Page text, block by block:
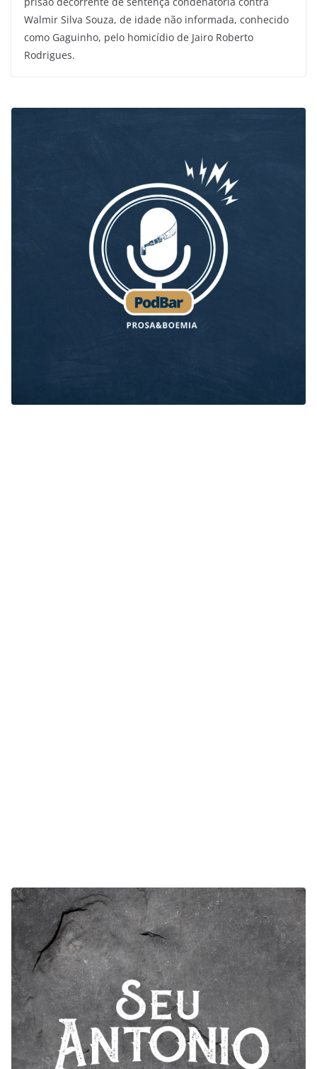
Walmir Silva Souza, de idade não informada, conhecido
como Gaguinho, pelo homicídio de Jairo Roberto
Rodrigues.